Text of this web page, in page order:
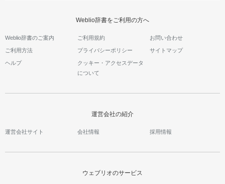
Weblio辞書をご利用の方へ
Weblio辞書のご案内 ご利用規約 お問い合わせ
ご利用方法 プライバシーポリシー サイトマップ
ヘルプ
クッキー・アクセスデータ
について
運営会社の紹介
運営会社サイト 会社情報 採用情報
ウェブリオのサービス